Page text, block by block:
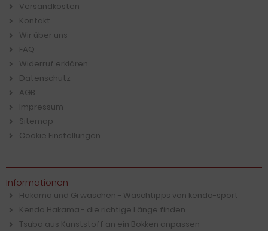
Versandkosten
Kontakt
Wir über uns
FAQ
Widerruf erklären
Datenschutz
AGB
Impressum
Sitemap
Cookie Einstellungen
Informationen
Hakama und Gi waschen - Waschtipps von kendo-sport
Kendo Hakama - die richtige Länge finden
Tsuba aus Kunststoff an ein Bokken anpassen